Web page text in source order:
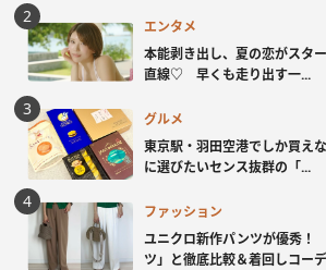
エンタメ
本能剥き出し、夏の恋がスタ
直線♡ 早くも走り出す一...
グルメ
東京駅・羽田空港でしか買え
に選びたいセンス抜群の「...
ファッション
ユニクロ新作パンツが優秀！
ツ」と徹底比較＆着回しコー